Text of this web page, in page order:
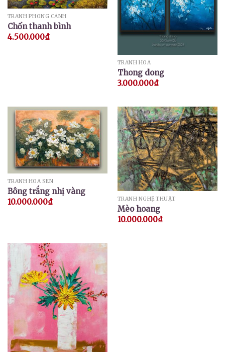
TRANH PHONG CẢNH
Chốn thanh bình
4.500.000₫
TRANH HOA
Thong dong
3.000.000₫
TRANH HOA SEN
Bông trắng nhị vàng
10.000.000₫ TRANH NGHỆ THUẬT
Mèo hoang
10.000.000₫